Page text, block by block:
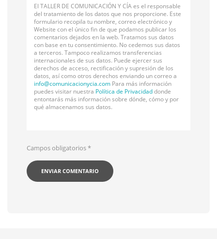
El TALLER DE COMUNICACIÓN Y CÍA es el responsable
del tratamiento de los datos que nos proporcione. Este
formulario recopila tu nombre, correo electrónico y
Website con el único fin de que podamos publicar los
comentarios dejados en la web. Tratamos sus datos
con base en tu consentimiento. No cedemos sus datos
a terceros. Tampoco realizamos transferencias
internacionales de sus datos. Puede ejercer sus
derechos de acceso, rectificación y supresión de los
datos, así como otros derechos enviando un correo a
info@comunicacionycia.com Para más información
puedes visitar nuestra Política de Privacidaddonde
entontarás más información sobre dónde, cómo y por
qué almacenamos sus datos.
Campos obligatorios*